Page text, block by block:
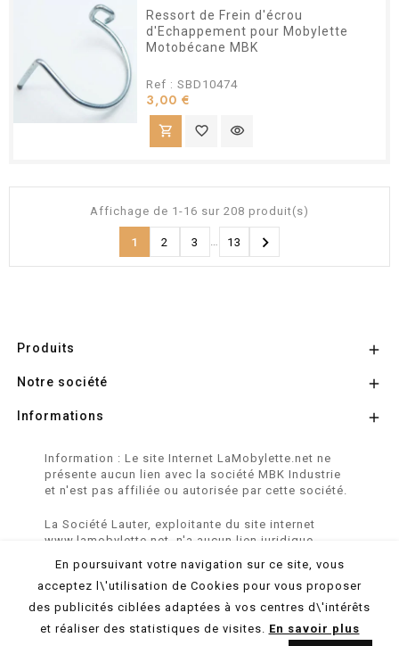
Ressort de Frein d'écrou
d'Echappement pour Mobylette
Motobécane MBK
Ref : SBD10474
3,00 €
shopping_cart favorite_border visibility
Affichage de 1-16 sur 208 produit(s)
1 2 3 … 13 
Produits 
Notre société 
Informations 
Information : Le site Internet LaMobylette.net ne
présente aucun lien avec la société MBK Industrie
et n'est pas affiliée ou autorisée par cette société.
La Société Lauter, exploitante du site internet
www.lamobylette.net, n'a aucun lien juridique,
SINBAR - Groupe Easybike - propriétaire des
marques SOLEX, VELOSOLEX, SOLEXINE et E-
SOLEX.
© 2026 LaMobylette.Net - Réalisation : ProduNet Informatique
En poursuivant votre navigation sur ce site, vous
acceptez l\'utilisation de Cookies pour vous proposer
des publicités ciblées adaptées à vos centres d\'intérêts
et réaliser des statistiques de visites. En savoir plus